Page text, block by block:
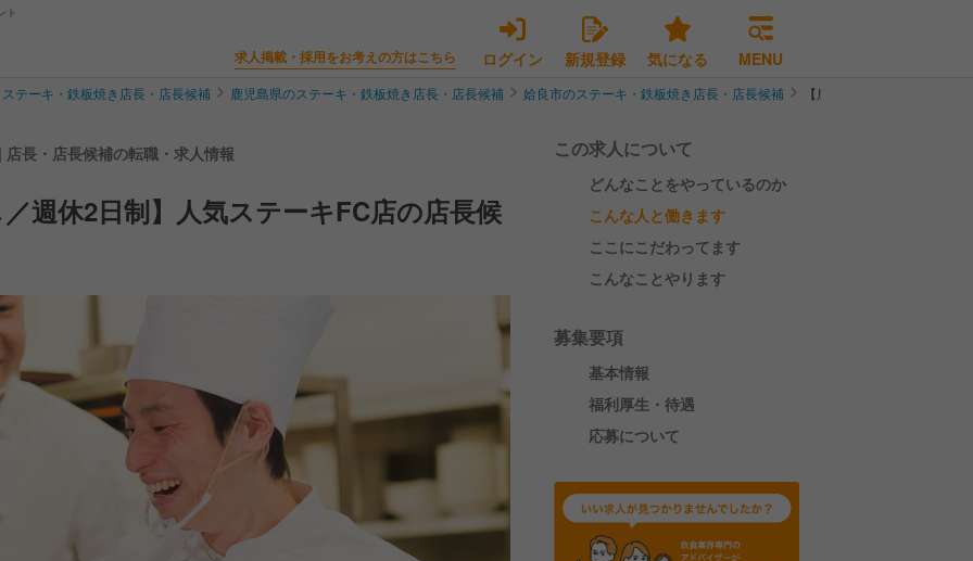
ト
求人掲載・採用をお考えの方はこちら ログイン 新規登録 気になる MENU
ステーキ・鉄板焼き店長・店長候補 鹿児島県のステーキ・鉄板焼き店長・店長候補 姶良市のステーキ・鉄板焼き店長・店長候補 【鹿児島／みなし残業なし
長・店長候補の転職・求人情報
週休2日制】人気ステーキFC店の店長候
この求人について
どんなことをやっているのか
こんな人と働きます
ここにこだわってます
こんなことやります
募集要項
基本情報
福利厚生・待遇
応募について